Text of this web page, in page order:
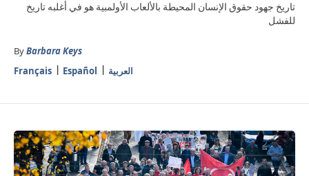
تاريخ جهود حقوق الإنسان المحيطة بالألعاب الأولمبية هو في أغلبه تاريخ
للفشل
ByBarbara Keys
Français
Español العربية